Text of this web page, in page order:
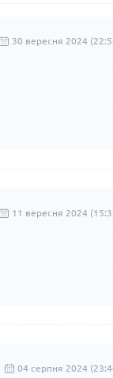
30 вересня 2024
11 вересня 2024
04 серпня 2024